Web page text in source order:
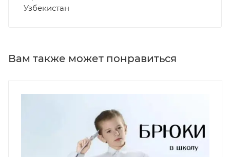
Узбекистан
Вам также может понравиться